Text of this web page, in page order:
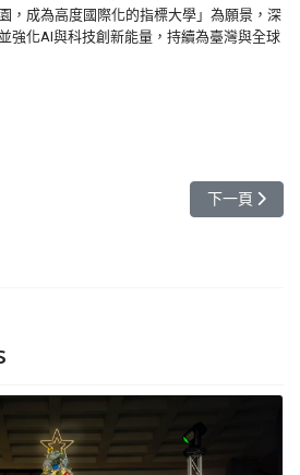
，成為高度國際化的指標大學」為願景，深
強化AI與科技創新能量，持續為臺灣與全球
生物感測技術奪國家新創獎 站上美國頂
下一篇文章:
下一頁